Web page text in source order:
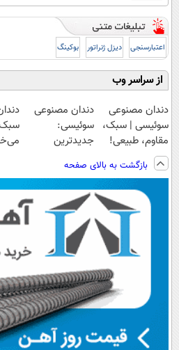
اعتبارسنجی دیزل ژنراتور بوکینگ
از سراسر وب
دندان مصنوعی
سوئیسی | سبک،
مقاوم، طبیعی!
ویزیت
رایگان+پرداخت
اقساطی😍
دندان مصنوعی
سوئیسی:
جدیدترین
سبک و مقاوم |
پرداخت قسطی
سبک
بازگشت به بالای صفحه